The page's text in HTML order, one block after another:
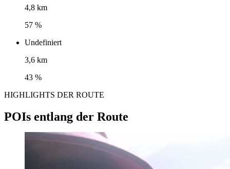
4,8 km
57 %
Undefiniert
3,6 km
43 %
HIGHLIGHTS DER ROUTE
POIs entlang der Route